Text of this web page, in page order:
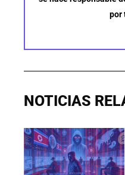
por
NOTICIAS